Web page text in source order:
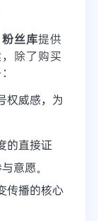
粉丝库提供
除了购买
权威感，为
的直接证
意愿。
传播的核心